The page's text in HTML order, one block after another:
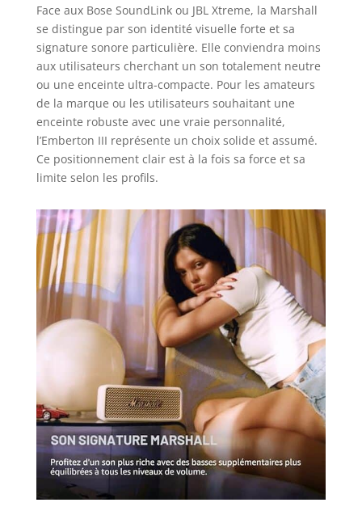
Face aux Bose SoundLink ou JBL Xtreme, la Marshall
se distingue par son identité visuelle forte et sa
signature sonore particulière. Elle conviendra moins
aux utilisateurs cherchant un son totalement neutre
ou une enceinte ultra-compacte. Pour les amateurs
de la marque ou les utilisateurs souhaitant une
enceinte robuste avec une vraie personnalité,
l’Emberton III représente un choix solide et assumé.
Ce positionnement clair est à la fois sa force et sa
limite selon les profils.